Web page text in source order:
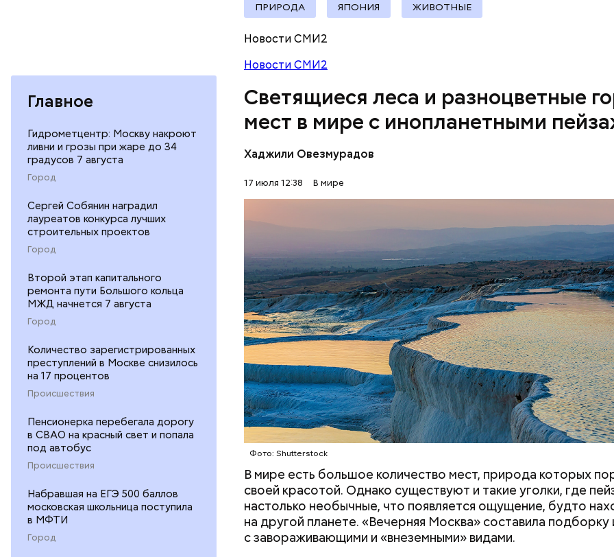
Главное
Гидрометцентр: Москву накроют
ливни и грозы при жаре до 34
градусов 7 августа
Город
Сергей Собянин наградил
лауреатов конкурса лучших
строительных проектов
Город
Второй этап капитального
ремонта пути Большого кольца
МЖД начнется 7 августа
Город
Количество зарегистрированных
преступлений в Москве снизилось
на 17 процентов
Происшествия
Пенсионерка перебегала дорогу
в СВАО на красный свет и попала
под автобус
Происшествия
Набравшая на ЕГЭ 500 баллов
московская школьница поступила
в МФТИ
Город
ПРИРОДА ЯПОНИЯ ЖИВОТНЫЕ
Новости СМИ2
Новости СМИ2
Светящиеся леса и разноцветные
мест в мире с инопланетными
Хаджили Овезмурадов
17 июля 12:38 В мире
Фото: Shutterstock
В мире есть большое количество мест, природа которых
своей красотой. Однако существуют и такие уголки, где
настолько необычные, что появляется ощущение, будто
на другой планете. «Вечерняя Москва» составила подборку
с завораживающими и «внеземными» видами.
Термальные источники Памуккале в Турции выглядят так,
сделаны изо льда, но на самом деле они состоят из
создавали эти ступенчатые бассейны. Сейчас это одна из
известных достопримечательностей в Турции.
Подход Ортеги окупил себя, и Zara со временем стала
всей Европе и США, а потом и во всем мире. Кроме того,
принадлежат Pull&Bear, Massimo Dutti, Bershka, Stradivarius и
популярные бренды. Бизнесмен сейчас на пенсии, но при
продолжает контролировать акции своей компании. Его
оценивается примерно в 148 миллиардов долларов.